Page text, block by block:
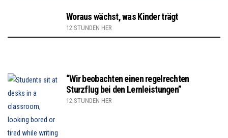
Woraus wächst, was Kinder trägt
12 STUNDEN HER
“Wir beobachten einen regelrechten
Sturzflug bei den Lernleistungen”
12 STUNDEN HER